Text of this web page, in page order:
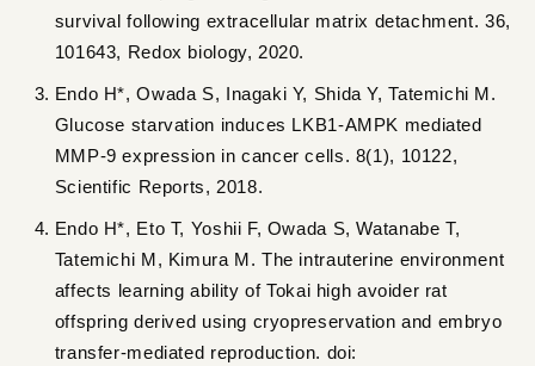
survival following extracellular matrix detachment. 36,
101643, Redox biology, 2020.
Endo H*, Owada S, Inagaki Y, Shida Y, Tatemichi M.
Glucose starvation induces LKB1-AMPK mediated
MMP-9 expression in cancer cells. 8(1), 10122,
Scientific Reports, 2018.
Endo H*, Eto T, Yoshii F, Owada S, Watanabe T,
Tatemichi M, Kimura M. The intrauterine environment
affects learning ability of Tokai high avoider rat
offspring derived using cryopreservation and embryo
transfer-mediated reproduction. doi: